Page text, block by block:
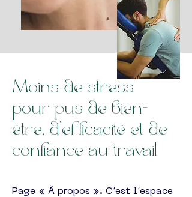
Moins de stress
pour pus de bien-
être, d'efficacité et de
confiance au travail
Page « À propos ». C’est l’espace